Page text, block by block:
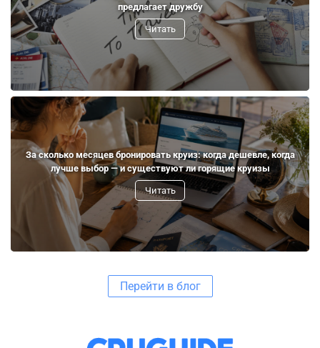
предлагает дружбу
Читать
За сколько месяцев бронировать круиз: когда дешевле, когда
лучше выбор — и существуют ли горящие круизы
Читать
Перейти в блог